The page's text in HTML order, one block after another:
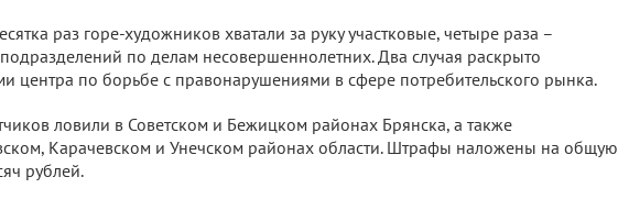
раз горе-художников хватали за руку участковые, четыре раза –
по делам несовершеннолетних. Два случая раскрыто
центра по борьбе с правонарушениями в сфере потребительского рынка.
ловили в Советском и Бежицком районах Брянска, а также
Карачевском и Унечском районах области. Штрафы наложены на общую
рублей.